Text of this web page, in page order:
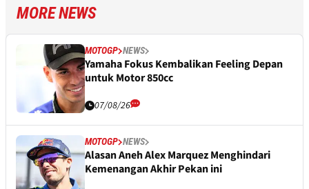
MORE NEWS
MOTOGP NEWS
Yamaha Fokus Kembalikan Feeling Depan
untuk Motor 850cc
07/08/26
MOTOGP NEWS
Alasan Aneh Alex Marquez Menghindari
Kemenangan Akhir Pekan ini